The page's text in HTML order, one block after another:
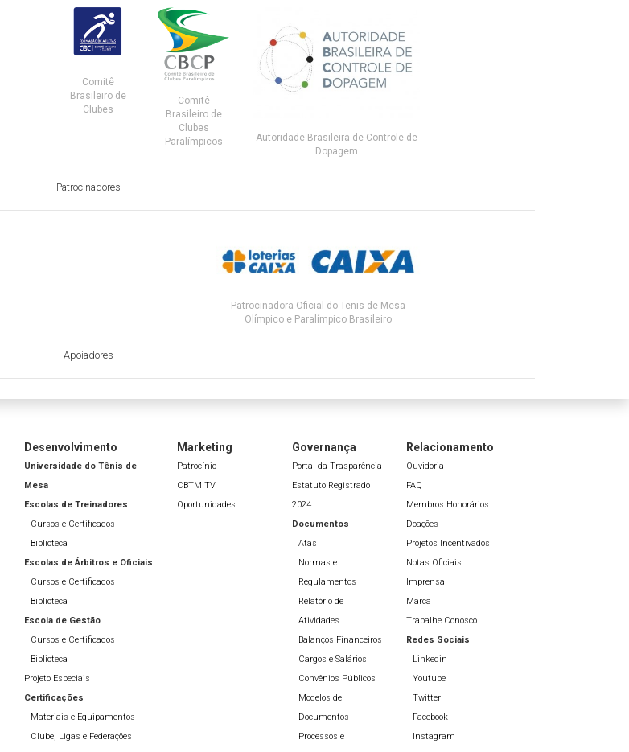
Comitê
Brasileiro de
Clubes
Comitê
Brasileiro de
Clubes
Paralímpicos
Autoridade Brasileira de Controle de
Dopagem
Patrocinadores
Patrocinadora Oficial do Tenis de Mesa
Olímpico e Paralímpico Brasileiro
Apoiadores
Desenvolvimento
Universidade do Tênis de
Mesa
Escolas de Treinadores
Cursos e Certificados
Biblioteca
Escolas de Árbitros e Oficiais
Cursos e Certificados
Biblioteca
Escola de Gestão
Cursos e Certificados
Biblioteca
Projeto Especiais
Certificações
Materiais e Equipamentos
Clube, Ligas e Federações
Marketing
Patrocínio
CBTM TV
Oportunidades
Governança
Portal da Trasparência
Estatuto Registrado
2024
Documentos
Atas
Normas e
Regulamentos
Relatório de
Atividades
Balanços Financeiros
Cargos e Salários
Convênios Públicos
Modelos de
Documentos
Processos e
Relacionamento
Ouvidoria
FAQ
Membros Honorários
Doações
Projetos Incentivados
Notas Oficiais
Imprensa
Marca
Trabalhe Conosco
Redes Sociais
Linkedin
Youtube
Twitter
Facebook
Instagram